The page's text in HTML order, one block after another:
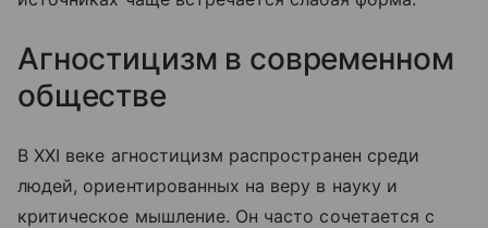
Агностицизм в современном
обществе
В XXI веке агностицизм распространен среди
людей, ориентированных на веру в науку и
критическое мышление. Он часто сочетается с